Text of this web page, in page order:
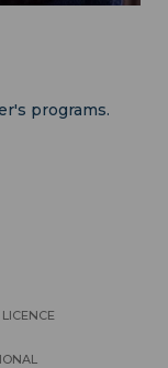
programs.